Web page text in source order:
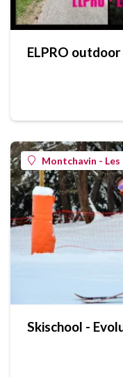
ELPRO outdoor
Montchavin - Les
Skischool -